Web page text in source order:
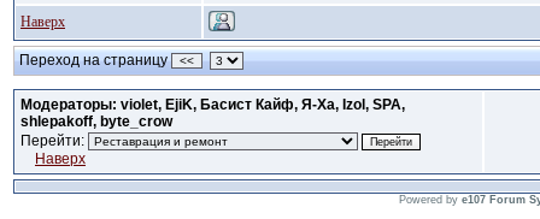
Наверх
Переход на страницу <<
Модераторы: violet, EjiK, Басист Кайф, Я-Ха, Izol, SPA,
shlepakoff, byte_crow
Перейти:
Наверх
Powered by e107 Forum